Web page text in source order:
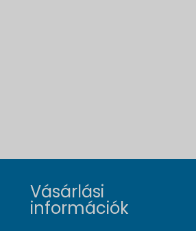
Vásárlási
információk